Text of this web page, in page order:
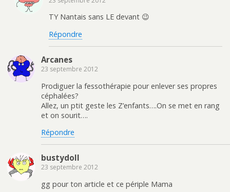
TY Nantais sans LE devant 😉
Répondre
Arcanes
23 septembre 2012
Prodiguer la fessothérapie pour enlever ses propres
céphalées?
Allez, un ptit geste les Z’enfants….On se met en rang
et on sourit….
Répondre
bustydoll
23 septembre 2012
gg pour ton article et ce périple Mama